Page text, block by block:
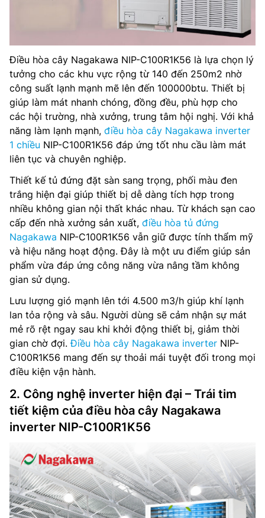
Điều hòa cây Nagakawa NIP-C100R1K56 là lựa chọn lý
tưởng cho các khu vực rộng từ 140 đến 250m2 nhờ
công suất lạnh mạnh mẽ lên đến 100000btu. Thiết bị
giúp làm mát nhanh chóng, đồng đều, phù hợp cho
các hội trường, nhà xưởng, trung tâm hội nghị. Với khả
năng làm lạnh mạnh, điều hòa cây Nagakawa inverter
1 chiều NIP-C100R1K56 đáp ứng tốt nhu cầu làm mát
liên tục và chuyên nghiệp.
Thiết kế tủ đứng đặt sàn sang trọng, phối màu đen
trắng hiện đại giúp thiết bị dễ dàng tích hợp trong
nhiều không gian nội thất khác nhau. Từ khách sạn cao
cấp đến nhà xưởng sản xuất, điều hòa tủ đứng
Nagakawa NIP-C100R1K56 vẫn giữ được tính thẩm mỹ
và hiệu năng hoạt động. Đây là một ưu điểm giúp sản
phẩm vừa đáp ứng công năng vừa nâng tầm không
gian sử dụng.
Lưu lượng gió mạnh lên tới 4.500 m3/h giúp khí lạnh
lan tỏa rộng và sâu. Người dùng sẽ cảm nhận sự mát
mẻ rõ rệt ngay sau khi khởi động thiết bị, giảm thời
gian chờ đợi.Điều hòa cây Nagakawa inverter NIP-
C100R1K56 mang đến sự thoải mái tuyệt đối trong mọi
điều kiện vận hành.
2. Công nghệ inverter hiện đại – Trái tim
tiết kiệm của điều hòa cây Nagakawa
inverter NIP-C100R1K56